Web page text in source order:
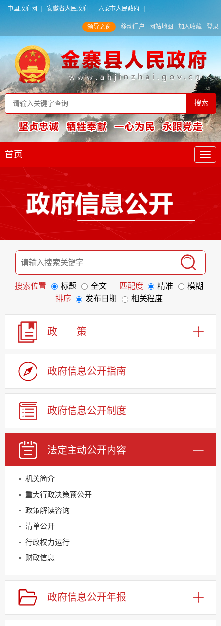
中国政府网 安徽省人民政府 六安市人民政府
领导之窗 移动门户 网站地图 加入收藏 登录
首页
搜索位置 标题 全文 匹配度 精准
模糊
排序
发布日期 相关程度
政 策
政府信息公开指南
政府信息公开制度
法定主动公开内容
机关简介
重大行政决策预公开
政策解读咨询
清单公开
行政权力运行
财政信息
规划信息
建议提案办理
公务员及事业单位招录
应急管理
政府信息公开年报